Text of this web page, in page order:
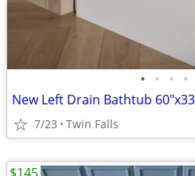
• • • •
7/23 Twin Falls